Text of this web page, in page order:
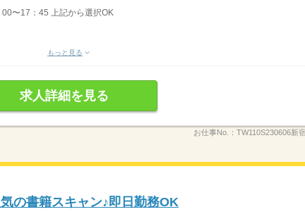
〜17：45 上記から選択OK
もっと見る
求人詳細を見る
お仕事No.： TW110S230606新
の書籍スキャン♪即日勤務OK